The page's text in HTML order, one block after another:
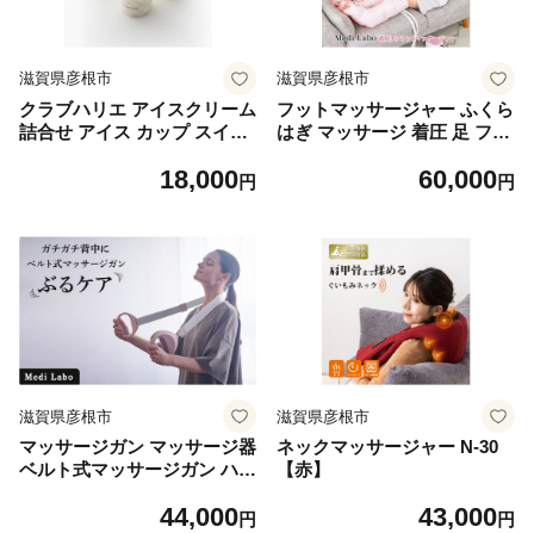
滋賀県彦根市
クラブハリエ アイスクリーム
詰合せ アイス カップ スイー
茶 詰合せ アイス詰め合わせ
軽食 滋賀 彦根
18,000円
滋賀県彦根市
フットマッサージャー ふくら
はぎ マッサージ 着圧 足 フッ
ージ機 マッサージ器 マッサ
Medi Labo メディラボ 着圧
フットマッサージャー 【CH-
1】滋賀 彦根
60,000円
滋賀県彦根市
マッサージガン マッサージ器
ベルト式マッサージガン ハン
首こり 肩こり 腰痛 筋肉 ほぐ
44,000円
滋賀県彦根市
ネックマッサージャー N-30
【赤】
43,000円